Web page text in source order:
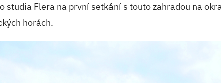
studia Flera na první setkání s touto zahradou na
horách.